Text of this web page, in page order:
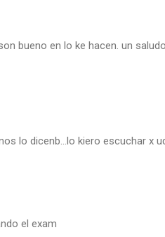
bueno en lo ke hacen. un
lo dicenb...lo kiero escuchar x
el exam